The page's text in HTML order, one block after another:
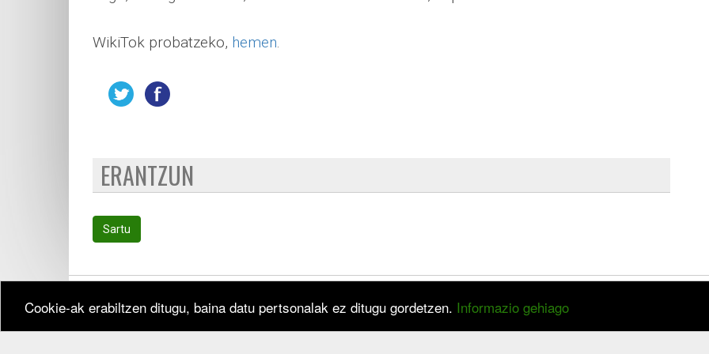
Cookie-ak erabiltzen ditugu, baina datu pertsonalak ez ditugu gordetzen. Informazio gehiago
WikiTok probatzeko, hemen.
ERANTZUN
Sartu